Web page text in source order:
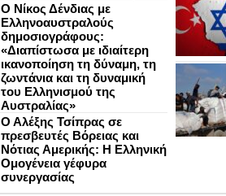
Ο Νίκος Δένδιας με
Ελληνοαυστραλούς
δημοσιογράφους:
«Διαπίστωσα με ιδιαίτερη
ικανοποίηση τη δύναμη, τη
ζωντάνια και τη δυναμική
του Ελληνισμού της
Αυστραλίας»
Ο Αλέξης Τσίπρας σε
πρεσβευτές Βόρειας και
Νότιας Αμερικής: Η Ελληνική
Ομογένεια γέφυρα
συνεργασίας